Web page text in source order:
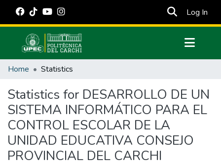
Log In
Communities & Collections
Estadísticas Externas
Manuales
Home Statistics
Statistics for DESARROLLO DE UN
SISTEMA INFORMÁTICO PARA EL
CONTROL ESCOLAR DE LA
UNIDAD EDUCATIVA CONSEJO
PROVINCIAL DEL CARCHI